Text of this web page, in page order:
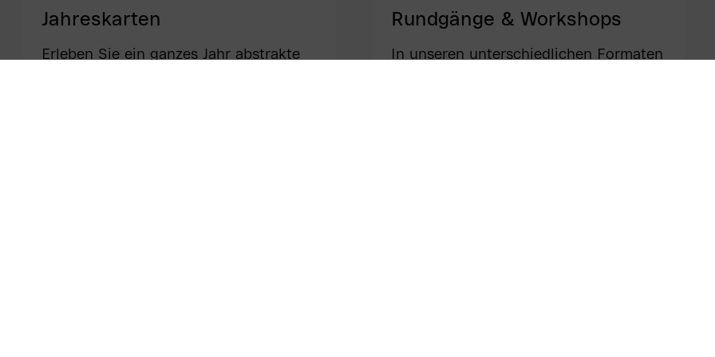
Jahreskarten
Erleben Sie ein ganzes Jahr abstrakte
Rundgänge & Workshops
In unseren unterschiedlichen Formaten